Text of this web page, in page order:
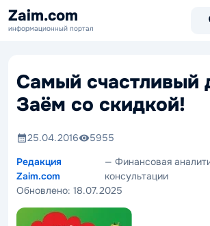
Zaim.com
информационный портал
Самый счастливый
Заём со скидкой!
25.04.2016
5955
Редакция
Zaim.com
— Финансовая
консультации
Обновлено: 18.07.2025